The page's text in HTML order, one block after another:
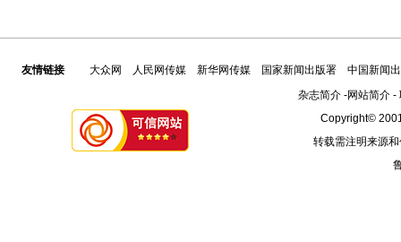
友情链接 大众网 人民网传媒 新华网传媒 国家新闻出版署
中国新闻
杂志简介-网站简介-
Copyright©
转载需注明来源